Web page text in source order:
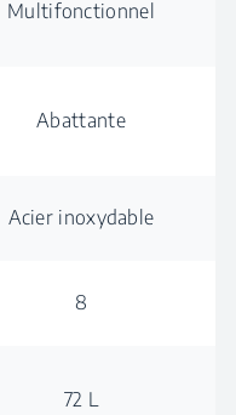
Multifonctionnel
Abattante
Acier inoxydable
8
72 L